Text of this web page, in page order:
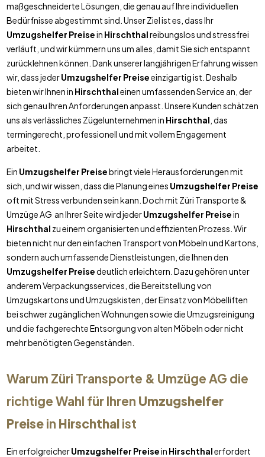
maßgeschneiderte Lösungen, die genau auf Ihre individuellen
Bedürfnisse abgestimmt sind. Unser Ziel ist es, dass Ihr
Umzugshelfer Preisein Hirschthalreibungslos und stressfrei
verläuft, und wir kümmern uns um alles, damit Sie sich entspannt
zurücklehnen können. Dank unserer langjährigen Erfahrung wissen
wir, dass jederUmzugshelfer Preiseeinzigartig ist. Deshalb
bieten wir Ihnen in Hirschthaleinen umfassenden Service an, der
sich genau Ihren Anforderungen anpasst. Unsere Kunden schätzen
uns als verlässliches Zügelunternehmen in Hirschthal , das
termingerecht, professionell und mit vollem Engagement
arbeitet.
Ein Umzugshelfer Preisebringt viele Herausforderungen mit
sich, und wir wissen, dass die Planung eines Umzugshelfer Preise
oft mit Stress verbunden sein kann. Doch mit Züri Transporte &
Umzüge AG an Ihrer Seite wird jederUmzugshelfer Preisein
Hirschthal zu einem organisierten und effizienten Prozess. Wir
bieten nicht nur den einfachen Transport von Möbeln und Kartons,
sondern auch umfassende Dienstleistungen, die Ihnen den
Umzugshelfer Preisedeutlich erleichtern. Dazu gehören unter
anderem Verpackungsservices, die Bereitstellung von
Umzugskartons und Umzugskisten, der Einsatz von Möbelliften
bei schwer zugänglichen Wohnungen sowie die Umzugsreinigung
und die fachgerechte Entsorgung von alten Möbeln oder nicht
mehr benötigten Gegenständen.
Warum Züri Transporte & Umzüge AG die
richtige Wahl für Ihren Umzugshelfer
Preisein Hirschthalist
Ein erfolgreicherUmzugshelfer Preisein Hirschthalerfordert